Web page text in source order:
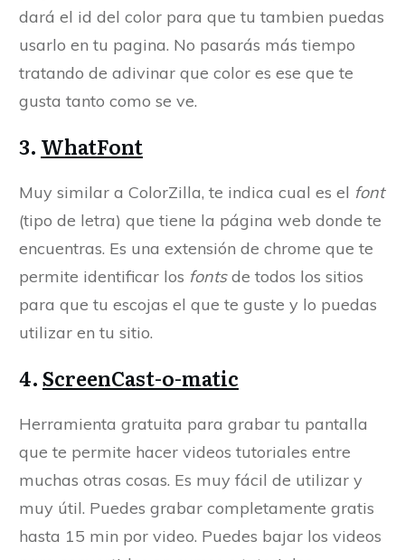
dará el id del color para que tu tambien puedas
usarlo en tu pagina. No pasarás más tiempo
tratando de adivinar que color es ese que te
gusta tanto como se ve.
3. WhatFont
Muy similar a ColorZilla, te indica cual es el font
(tipo de letra) que tiene la página web donde te
encuentras. Es una extensión de chrome que te
permite identificar los fontsde todos los sitios
para que tu escojas el que te guste y lo puedas
utilizar en tu sitio.
4.ScreenCast-o-matic
Herramienta gratuita para grabar tu pantalla
que te permite hacer videos tutoriales entre
muchas otras cosas. Es muy fácil de utilizar y
muy útil. Puedes grabar completamente gratis
hasta 15 min por video. Puedes bajar los videos